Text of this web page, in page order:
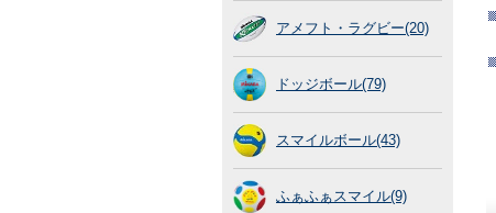
アメフト・ラグビー(20)
ドッジボール(79)
スマイルボール(43)
ふぁふぁスマイル(9)